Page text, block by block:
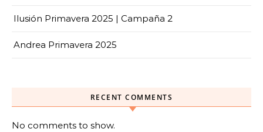
Ilusión Primavera 2025 | Campaña 2
Andrea Primavera 2025
RECENT COMMENTS
No comments to show.